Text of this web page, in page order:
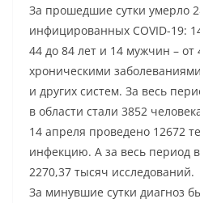
За прошедшие сутки умерло
инфицированных COVID-19:
44 до 84 лет и 14 мужчин – от
хроническими
и других систем. За весь
в области стали 3852
14 апреля проведено 12672
инфекцию. А за весь период
2270,37 тысяч исследований.
За минувшие сутки диагноз